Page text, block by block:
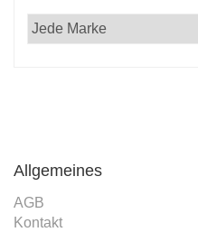
Allgemeines
AGB
Kontakt